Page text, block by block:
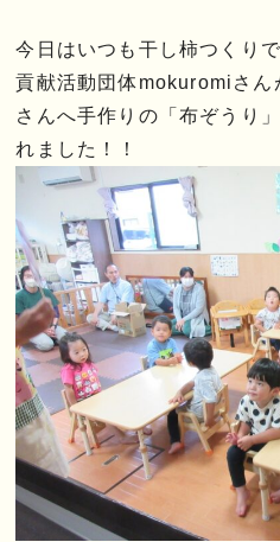
今日はいつも干し柿つくり
貢献活動団体mokuromiさん
さんへ手作りの「布ぞうり
れました！！